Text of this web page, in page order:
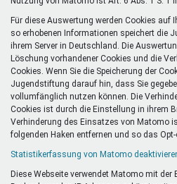
Für diese Auswertung werden Cookies auf
so erhobenen Informationen speichert die
ihrem Server in Deutschland. Die
Löschung vorhandener Cookies und die
Cookies. Wenn Sie die Speicherung der
Jugendstiftung darauf hin, dass Sie
vollumfänglich nutzen können. Die
Cookies ist durch die Einstellung in ihrem
Verhinderung des Einsatzes von Matomo
folgenden Haken entfernen und so das
Statistikerfassung von Matomo
Diese Webseite verwendet Matomo mit der